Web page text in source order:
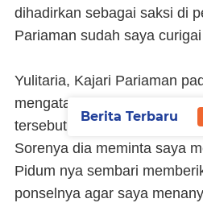
dihadirkan sebagai saksi di
Pariaman sudah saya
Yulitaria, Kajari Pariaman
mengatakan dengan enteng
tersebut sudah ditemukan
Sorenya dia meminta saya
Pidum nya sembari
ponselnya agar saya
Berita Terbaru